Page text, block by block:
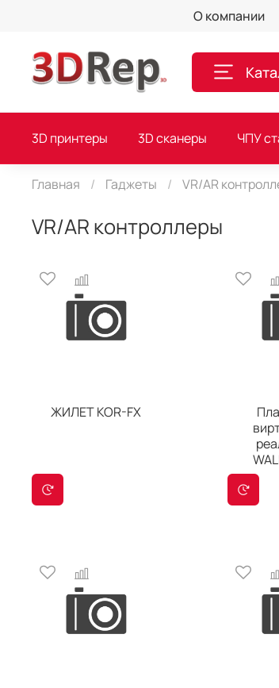
О компании
3D принтеры 3D сканеры ЧПУ
Главная Гаджеты VR/AR
VR/AR контроллеры
ЖИЛЕТ KOR-FX